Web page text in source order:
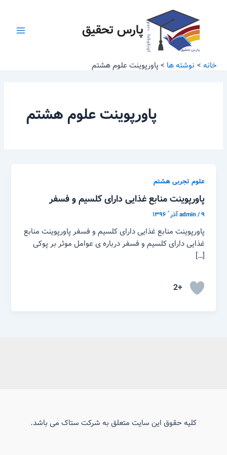
پارس تحقیق
خانه نوشته ها پاورپوینت علوم هشتم
پاورپوینت علوم هشتم
علوم تجربی هشتم
پاورپوینت منابع غذایی دارای کلسیم و فسفر
admin/۹ آذر ّ ۱۳۹۶
پاورپوینت منابع غذایی دارای کلسیم و فسفر پاورپوینت منابع
غذایی دارای کلسیم و فسفر درباره ی عوامل موثر بر پوکی
[…]
+2
کلیه حقوق این سایت متعلق به شرکت ستاک می باشد.